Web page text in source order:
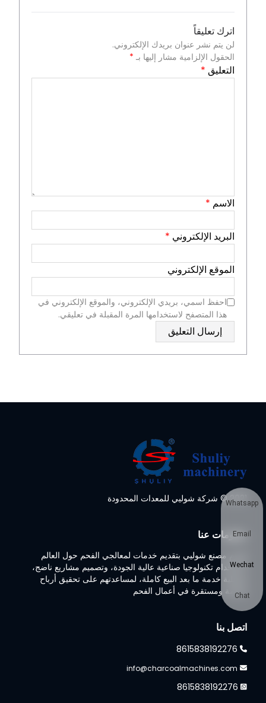
اترك تعليقاً
لن يتم نشر عنوان بريدك الإلكتروني.
الحقول الإلزامية مشار إليها بـ *
التعليق *
الاسم *
البريد الإلكتروني *
الموقع الإلكتروني
احفظ اسمي، بريدي الإلكتروني، والموقع الإلكتروني في
هذا المتصفح لاستخدامها المرة المقبلة في تعليقي.
2021 © شركة شوليي للمعدات المحدودة
معلومات عنا
تلتزم مصنع شوليي بتقديم خدمات لمعالجي الفحم حول العالم
باستخدام تكنولوجيا صناعية عالية الجودة، وتصميم مشاريع ناضج،
وعملية خدمة ما بعد البيع كاملة، لمساعدتهم على تحقيق أرباح
ضخمة ومستقرة في أعمال الفحم
اتصل بنا
8615838192276
info@charcoalmachines.com
8615838192276
Whatsapp
Email
Wechat
Chat